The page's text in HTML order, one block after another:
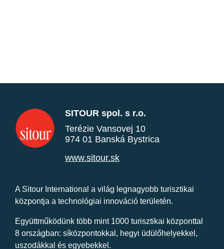
SITOUR spol. s r.o.
Terézie Vansovej 10
974 01 Banská Bystrica
www.sitour.sk
A Sitour International a világ legnagyobb turisztikai
központja a technológiai innováció területén.
Együttműködünk több mint 1000 turisztikai központtal
8 országban: síközpontokkal, hegyi üdülőhelyekkel,
uszodákkal és egyebekkel.